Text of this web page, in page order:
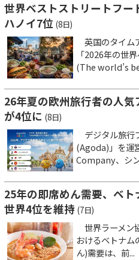
世界ベストストリートフ
ハノイ7位 (8日)
英国のタイム
「2026年の世
(The world’s
26年夏の欧州旅行者の人
が4位に (8日)
デジタル旅行
(Agoda)」を運
Company、シ
25年の即席めん需要、ベ
世界4位を維持 (7日)
世界ラーメン
おけるベトナム
ん)需要は、前...